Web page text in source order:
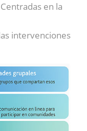
en la
intervenciones